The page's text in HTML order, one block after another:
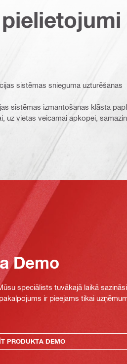
sistēmas snieguma uzturēšanas
sistēmas izmantošanas klāsta
uz vietas veicamai apkopei,
Demo
speciālists tuvākajā laikā
ir pieejams tikai
PRODUKTA DEMO